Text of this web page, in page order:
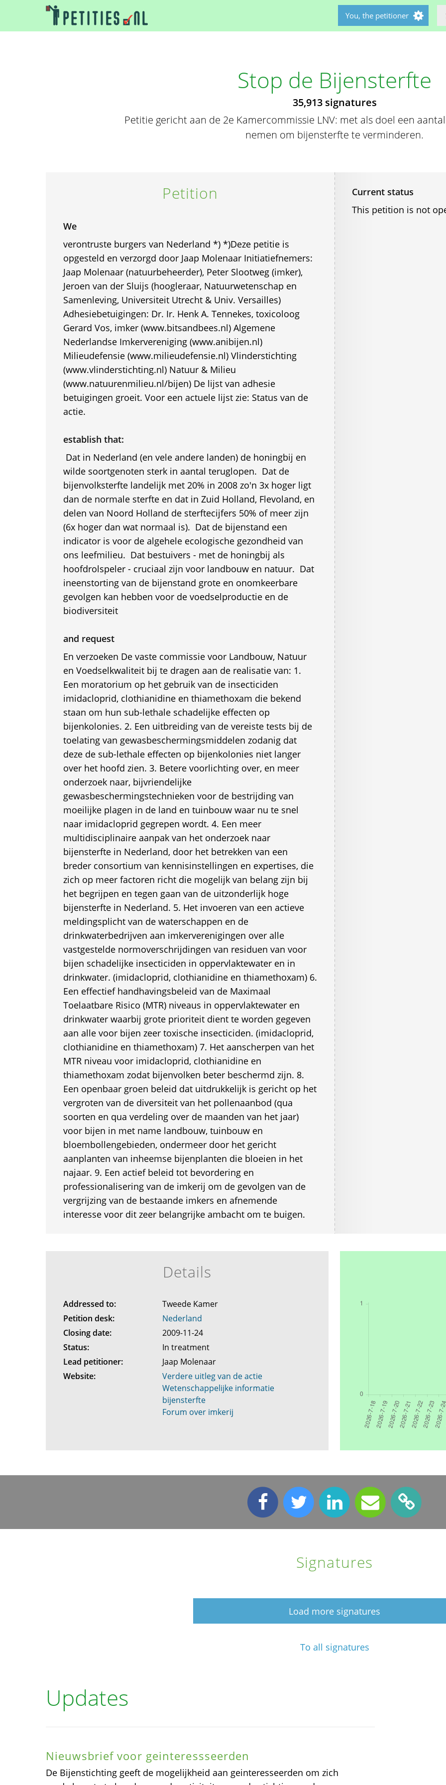
You, the petitioner
Stop de Bijensterfte
35,913 signatures
Petitie gericht aan de 2e Kamercommissie LNV: met als doel een
nemen om bijensterfte te verminderen.
Petition
We
verontruste burgers van Nederland *) *)Deze petitie is
opgesteld en verzorgd door Jaap Molenaar Initiatiefnemers:
Jaap Molenaar (natuurbeheerder), Peter Slootweg (imker),
Jeroen van der Sluijs (hoogleraar, Natuurwetenschap en
Samenleving, Universiteit Utrecht & Univ. Versailles)
Adhesiebetuigingen: Dr. Ir. Henk A. Tennekes, toxicoloog
Gerard Vos, imker (www.bitsandbees.nl) Algemene
Nederlandse Imkervereniging (www.anibijen.nl)
Milieudefensie (www.milieudefensie.nl) Vlinderstichting
(www.vlinderstichting.nl) Natuur & Milieu
(www.natuurenmilieu.nl/bijen) De lijst van adhesie
betuigingen groeit. Voor een actuele lijst zie: Status van de
actie.
establish that:
 Dat in Nederland (en vele andere landen) de honingbij en
wilde soortgenoten sterk in aantal teruglopen.  Dat de
bijenvolksterfte landelijk met 20% in 2008 zo'n 3x hoger ligt
dan de normale sterfte en dat in Zuid Holland, Flevoland, en
delen van Noord Holland de sterftecijfers 50% of meer zijn
(6x hoger dan wat normaal is).  Dat de bijenstand een
indicator is voor de algehele ecologische gezondheid van
ons leefmilieu.  Dat bestuivers - met de honingbij als
hoofdrolspeler - cruciaal zijn voor landbouw en natuur.  Dat
ineenstorting van de bijenstand grote en onomkeerbare
gevolgen kan hebben voor de voedselproductie en de
biodiversiteit
and request
En verzoeken De vaste commissie voor Landbouw, Natuur
en Voedselkwaliteit bij te dragen aan de realisatie van: 1.
Een moratorium op het gebruik van de insecticiden
imidacloprid, clothianidine en thiamethoxam die bekend
staan om hun sub-lethale schadelijke effecten op
bijenkolonies. 2. Een uitbreiding van de vereiste tests bij de
toelating van gewasbeschermingsmiddelen zodanig dat
deze de sub-lethale effecten op bijenkolonies niet langer
over het hoofd zien. 3. Betere voorlichting over, en meer
onderzoek naar, bijvriendelijke
gewasbeschermingstechnieken voor de bestrijding van
moeilijke plagen in de land en tuinbouw waar nu te snel
naar imidacloprid gegrepen wordt. 4. Een meer
multidisciplinaire aanpak van het onderzoek naar
bijensterfte in Nederland, door het betrekken van een
breder consortium van kennisinstellingen en expertises, die
zich op meer factoren richt die mogelijk van belang zijn bij
het begrijpen en tegen gaan van de uitzonderlijk hoge
bijensterfte in Nederland. 5. Het invoeren van een actieve
meldingsplicht van de waterschappen en de
drinkwaterbedrijven aan imkerverenigingen over alle
vastgestelde normoverschrijdingen van residuen van voor
bijen schadelijke insecticiden in oppervlaktewater en in
drinkwater. (imidacloprid, clothianidine en thiamethoxam) 6.
Een effectief handhavingsbeleid van de Maximaal
Toelaatbare Risico (MTR) niveaus in oppervlaktewater en
drinkwater waarbij grote prioriteit dient te worden gegeven
aan alle voor bijen zeer toxische insecticiden. (imidacloprid,
clothianidine en thiamethoxam) 7. Het aanscherpen van het
MTR niveau voor imidacloprid, clothianidine en
thiamethoxam zodat bijenvolken beter beschermd zijn. 8.
Een openbaar groen beleid dat uitdrukkelijk is gericht op het
vergroten van de diversiteit van het pollenaanbod (qua
soorten en qua verdeling over de maanden van het jaar)
voor bijen in met name landbouw, tuinbouw en
bloembollengebieden, ondermeer door het gericht
aanplanten van inheemse bijenplanten die bloeien in het
najaar. 9. Een actief beleid tot bevordering en
professionalisering van de imkerij om de gevolgen van de
vergrijzing van de bestaande imkers en afnemende
interesse voor dit zeer belangrijke ambacht om te buigen.
Current status
This petition is not
Details
Addressed to:
Tweede Kamer
Petition desk:
Nederland
Closing date:
2009-11-24
Status:
In treatment
Lead petitioner:
Jaap Molenaar
Website:
Verdere uitleg van de actie
Wetenschappelijke informatie
bijensterfte
Forum over imkerij
Signatures
Load more signatures
To all signatures
Updates
Nieuwsbrief voor geinteressseerden
De Bijenstichting geeft de mogelijkheid aan geinteresseerden om zich